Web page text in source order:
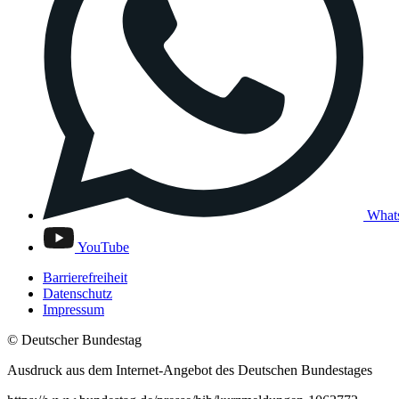
YouTube
Barrierefreiheit
Datenschutz
Impressum
© Deutscher Bundestag
Ausdruck aus dem Internet-Angebot des Deutschen Bundestages